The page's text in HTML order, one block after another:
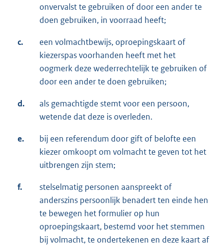
onvervalst te gebruiken of door een ander te
doen gebruiken, in voorraad heeft;
c.
een volmachtbewijs, oproepingskaart of
kiezerspas voorhanden heeft met het
oogmerk deze wederrechtelijk te gebruiken of
door een ander te doen gebruiken;
d.
als gemachtigde stemt voor een persoon,
wetende dat deze is overleden.
e.
bij een referendum door gift of belofte een
kiezer omkoopt om volmacht te geven tot het
uitbrengen zijn stem;
f.
stelselmatig personen aanspreekt of
anderszins persoonlijk benadert ten einde hen
te bewegen het formulier op hun
oproepingskaart, bestemd voor het stemmen
bij volmacht, te ondertekenen en deze kaart af